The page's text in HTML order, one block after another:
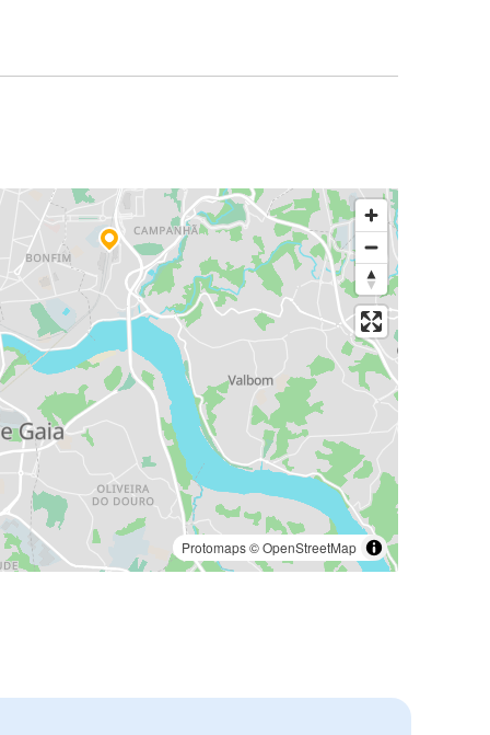
Protomaps©OpenStreetMap